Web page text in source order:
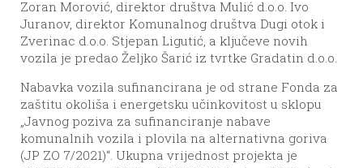
Zoran Morović, direktor društva Mulić d.o.o. Ivo
Juranov, direktor Komunalnog društva Dugi otok i
Zverinac d.o.o. Stjepan Ligutić, a ključeve novih
vozila je predao Željko Šarić iz tvrtke Gradatin d.o.o.
Nabavka vozila sufinancirana je od strane Fonda za
zaštitu okoliša i energetsku učinkovitost u sklopu
„Javnog poziva za sufinanciranje nabave
komunalnih vozila i plovila na alternativna goriva
(JP ZO 7/2021)“. Ukupna vrijednost projekta je